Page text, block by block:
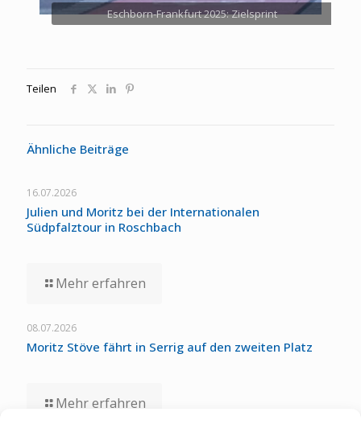
Eschborn-Frankfurt 2025: Zielsprint
Teilen
Ähnliche Beiträge
16.07.2026
Julien und Moritz bei der Internationalen
Südpfalztour in Roschbach
Mehr erfahren
08.07.2026
Moritz Stöve fährt in Serrig auf den zweiten Platz
Mehr erfahren